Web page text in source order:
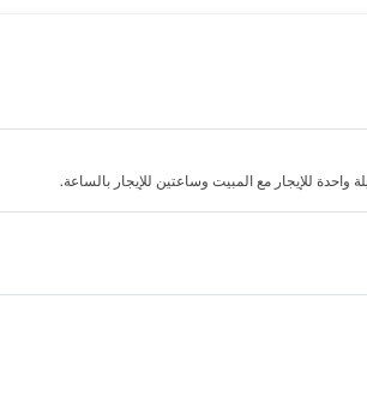
واحدة للإيجار مع المبيت وساعتين للإيجار بالساعة.